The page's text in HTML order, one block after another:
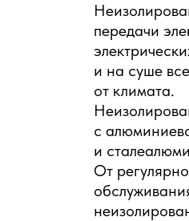
передачи
и на суше
от климата.
с
и
От